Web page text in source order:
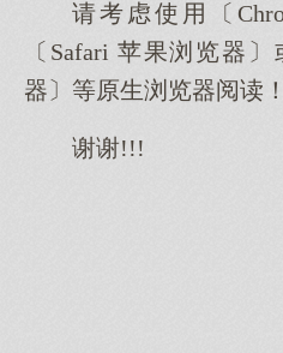
请考虑使用〔
〔Safari 苹果浏览器
器〕等原生浏览器阅读！
谢谢!!!